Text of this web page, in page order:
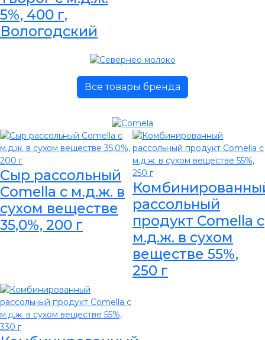
5%, 400 г,
Вологодский
Все товары бренда
Сыр рассольный
Comella с м.д.ж. в
сухом веществе
35,0%, 200 г
рассольный
продукт Comella с
м.д.ж. в сухом
веществе 55%,
250 г